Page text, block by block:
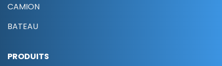
CAMION
BATEAU
PRODUITS